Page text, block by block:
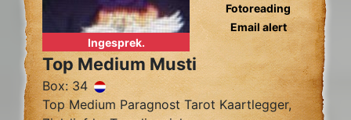
Ingesprek.
Fotoreading
Email alert
Top Medium Musti
Box: 34
Top Medium Paragnost Tarot Kaartlegger,